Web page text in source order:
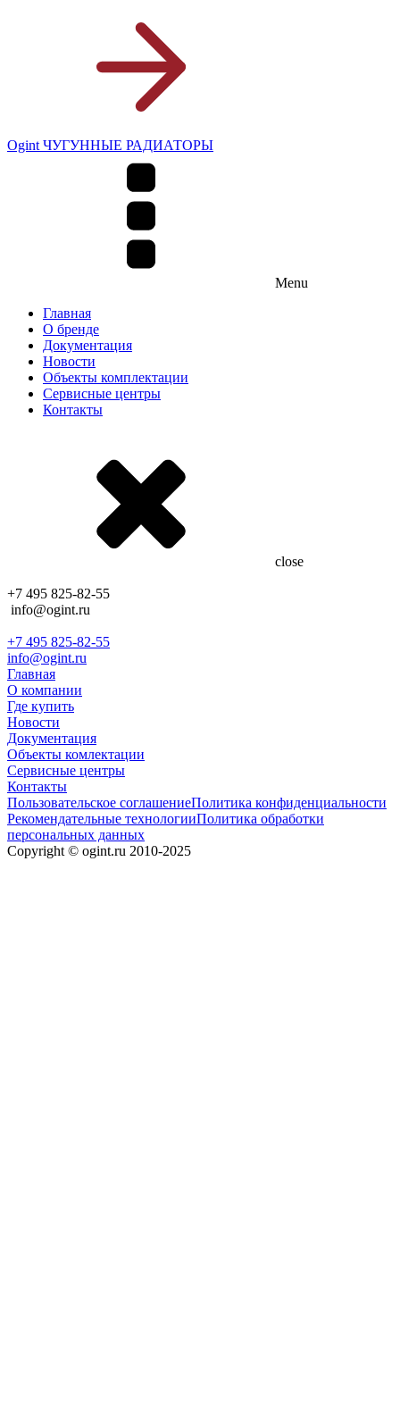
Ogint ЧУГУННЫЕ РАДИАТОРЫ
Menu
Главная
О бренде
Документация
Новости
Объекты комплектации
Сервисные центры
Контакты
close
+7 495 825-82-55
info@ogint.ru
+7 495 825-82-55
info@ogint.ru
Главная
О компании
Где купить
Новости
Документация
Объекты комлектации
Сервисные центры
Контакты
Пользовательское соглашениеПолитика конфиденциальности
Рекомендательные технологииПолитика обработки
персональных данных
Copyright © ogint.ru 2010-2025